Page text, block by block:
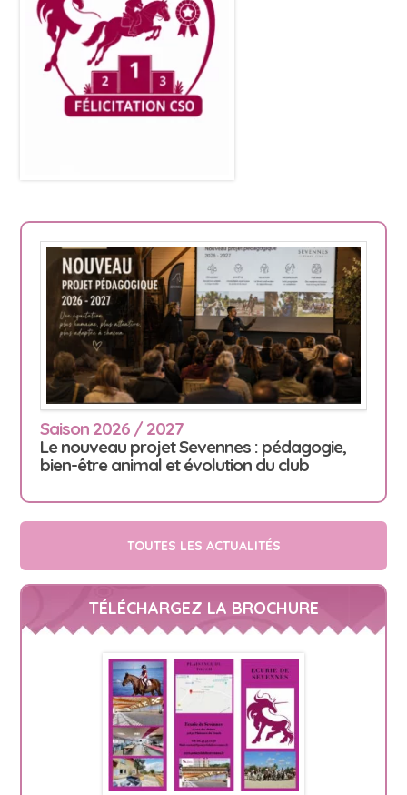
Saison 2026 / 2027
Le nouveau projet Sevennes : pédagogie,
bien-être animal et évolution du club
TOUTES LES ACTUALITÉS
TÉLÉCHARGEZ LA BROCHURE